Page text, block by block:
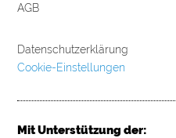
AGB
Datenschutzerklärung
Cookie-Einstellungen
Mit Unterstützung der: